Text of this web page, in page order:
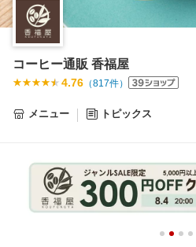
コーヒー通販 香福屋
4.76 （817件）
メニュー トピックス